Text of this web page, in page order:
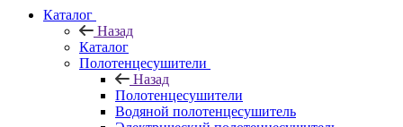
Каталог
Назад
Каталог
Полотенцесушители
Назад
Полотенцесушители
Водяной полотенцесушитель